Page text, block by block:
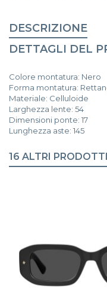
DESCRIZIONE
DETTAGLI DEL
Colore montatura: Nero
Forma montatura:
Materiale: Celluloide
Larghezza lente: 54
Dimensioni ponte: 17
Lunghezza aste: 145
16 ALTRI